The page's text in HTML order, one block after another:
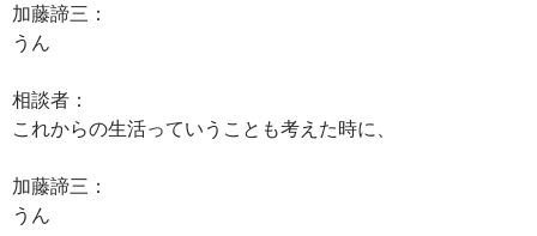
加藤諦三：
うん
相談者：
これからの生活っていうことも考えた時に、
加藤諦三：
うん